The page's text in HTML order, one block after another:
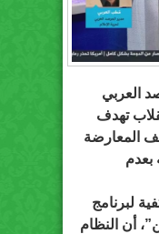
العربي
تهدف
المعارضة
بعدم
لبرنامج
أن النظام